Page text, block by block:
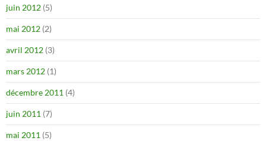
juin 2012 (5)
mai 2012 (2)
avril 2012 (3)
mars 2012 (1)
décembre 2011 (4)
juin 2011 (7)
mai 2011 (5)